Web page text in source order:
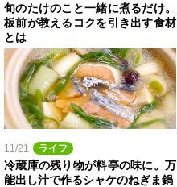
旬のたけのこと一緒に煮るだけ。
板前が教えるコクを引き出す食材
とは
11/21 ライフ
冷蔵庫の残り物が料亭の味に。万
能出し汁で作るシャケのねぎま鍋